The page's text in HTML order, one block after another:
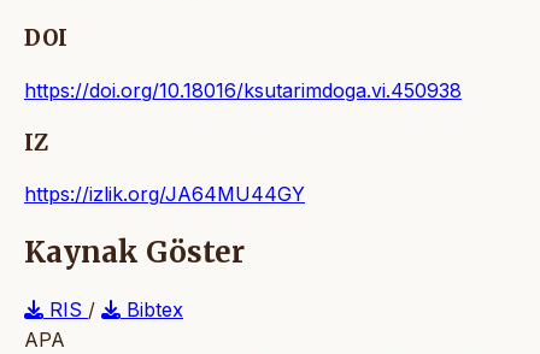
DOI
https://doi.org/10.18016/ksutarimdoga.vi.450938
IZ
https://izlik.org/JA64MU44GY
Kaynak Göster
RIS /
Bibtex
APA